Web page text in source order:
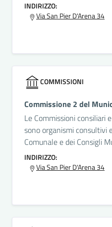
INDIRIZZO:
Via San Pier D'Arena 34
COMMISSIONI
Commissione 2 del
Le Commissioni consiliari
sono organismi consultivi
Comunale e dei Consigli
INDIRIZZO:
Via San Pier D'Arena 34